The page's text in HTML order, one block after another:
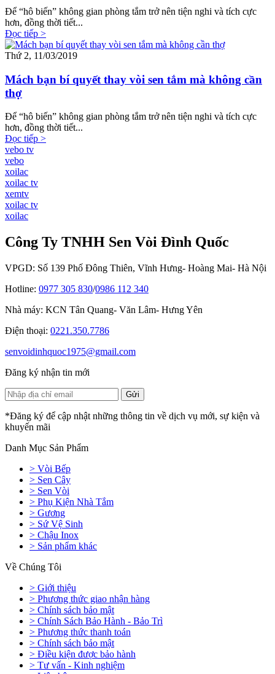
Để “hô biến” không gian phòng tắm trở nên tiện nghi và tích cực
hơn, đồng thời tiết...
Đọc tiếp >
Thứ 2, 11/03/2019
Mách bạn bí quyết thay vòi sen tắm mà không cần
thợ
Để “hô biến” không gian phòng tắm trở nên tiện nghi và tích cực
hơn, đồng thời tiết...
Đọc tiếp >
vebo tv
vebo
xoilac
xoilac tv
xemtv
xoilac tv
xoilac
Công Ty TNHH Sen Vòi Đình Quốc
VPGD: Số 139 Phố Đông Thiên, Vĩnh Hưng- Hoàng Mai- Hà Nội
Hotline: 0977 305 830/0986 112 340
Nhà máy: KCN Tân Quang- Văn Lâm- Hưng Yên
Điện thoại: 0221.350.7786
senvoidinhquoc1975@gmail.com
Đăng ký nhận tin mới
*Đăng ký để cập nhật những thông tin về dịch vụ mới, sự kiện và
khuyến mãi
Danh Mục Sản Phẩm
> Vòi Bếp
> Sen Cây
> Sen Vòi
> Phụ Kiện Nhà Tắm
> Gương
> Sứ Vệ Sinh
> Chậu Inox
> Sản phẩm khác
Về Chúng Tôi
> Giới thiệu
> Phương thức giao nhận hàng
> Chính sách bảo mật
> Chính Sách Bảo Hành - Bảo Trì
> Phương thức thanh toán
> Chính sách bảo mật
> Điều kiện được bảo hành
> Tư vấn - Kinh nghiệm